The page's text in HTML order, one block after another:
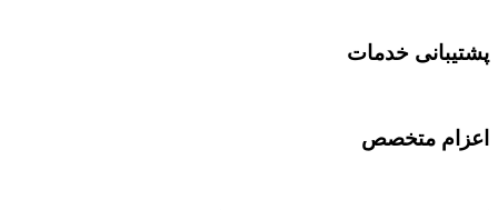
پشتیبانی خدمات
اعزام متخصص